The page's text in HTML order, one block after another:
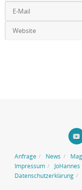
Anfrage News
Impressum
JoHannes
Datenschutzerklärung